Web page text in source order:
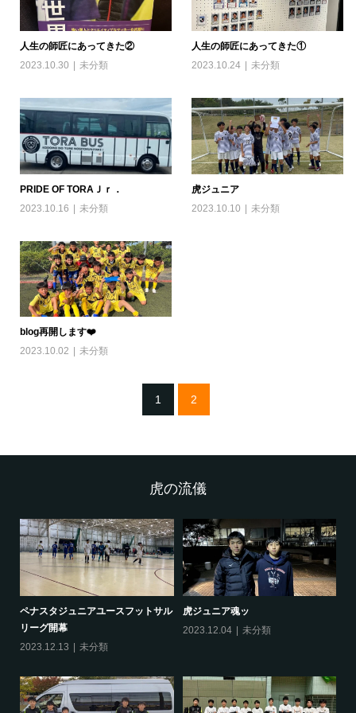
人生の師匠にあってきた②
2023.10.30
未分類
人生の師匠にあってきた①
2023.10.24
未分類
PRIDE OF TORAＪｒ．
2023.10.16
未分類
虎ジュニア
2023.10.10
未分類
blog再開します❤️
2023.10.02
未分類
1 2
虎の流儀
ペナスタジュニアユースフットサル
リーグ開幕
2023.12.13
未分類
虎ジュニア魂ッ
2023.12.04
未分類